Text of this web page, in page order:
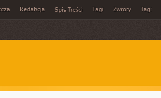
Redakcja Spis Treści Tagi Zwroty Tagi